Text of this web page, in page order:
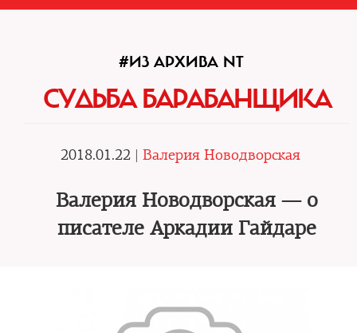
#ИЗ АРХИВА NT
СУДЬБА БАРАБАНЩИКА
2018.01.22 | Валерия Новодворская
Валерия Новодворская — о
писателе Аркадии Гайдаре